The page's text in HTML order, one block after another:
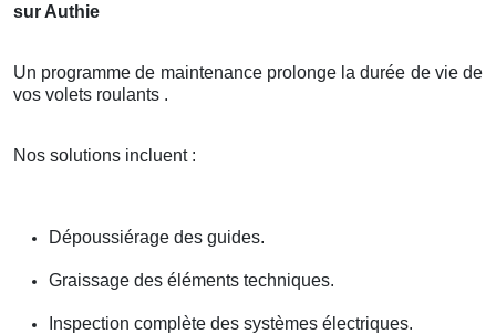
sur Authie
Un programme de maintenance prolonge la durée de vie de
vos volets roulants .
Nos solutions incluent :
Dépoussiérage des guides.
Graissage des éléments techniques.
Inspection complète des systèmes électriques.